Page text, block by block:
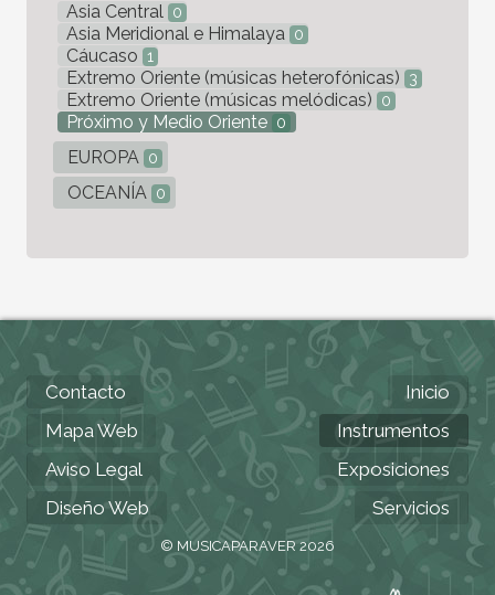
Asia Central 0
Asia Meridional e Himalaya 0
Cáucaso 1
Extremo Oriente (músicas heterofónicas) 3
Extremo Oriente (músicas melódicas) 0
Próximo y Medio Oriente 0
EUROPA 0
OCEANÍA 0
Contacto
Mapa Web
Aviso Legal
Diseño Web
Inicio
Instrumentos
Exposiciones
Servicios
© MUSICAPARAVER 2026